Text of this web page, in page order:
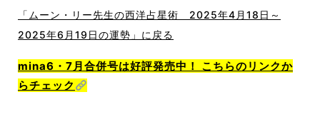
「ムーン・リー先生の西洋占星術 2025年4月18日～
2025年6月19日の運勢」に戻る
mina6・7月合併号は好評発売中！ こちらのリンクか
らチェック